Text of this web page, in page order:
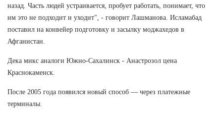
назад. Часть людей устраивается, пробует работать, понимает, что
им это не подходит и уходит", - говорит Лашманова. Исламабад
поставил на конвейер подготовку и засылку моджахедов в
Афганистан.
Дека микс аналоги Южно-Сахалинск - Анастрозол цена
Краснокаменск.
После 2005 года появился новый способ — через платежные
терминалы.